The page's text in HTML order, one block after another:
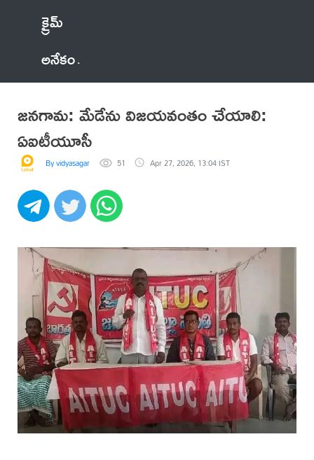
క్రైమ్
అనేకం
జనగామ: మేడేను విజయవంతం చేయాలి:
ఏఐటీయూసీ
By vidyasagar 51 Apr 27, 2026, 13:04 IST